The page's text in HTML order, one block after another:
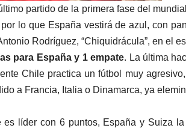
partido de la primera fase del
por lo que España vestirá de azul, con
Rodríguez, “Chiquidrácula”, en el
para España y 1 empate. La última
Chile practica un fútbol muy
a Francia, Italia o Dinamarca, ya
es líder con 6 puntos, España y Suiza